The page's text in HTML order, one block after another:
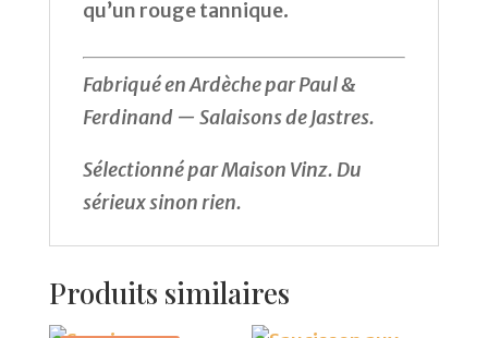
qu’un rouge tannique.
Fabriqué en Ardèche par Paul &
Ferdinand — Salaisons de Jastres.
Sélectionné par Maison Vinz. Du
sérieux sinon rien.
Produits similaires